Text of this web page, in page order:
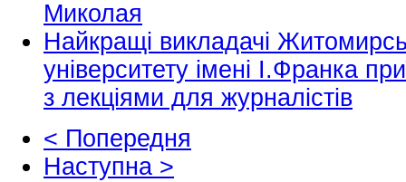
Миколая
Найкращі викладачі
університету імені І.Франка
з лекціями для журналістів
< Попередня
Наступна >